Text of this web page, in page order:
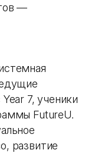
—
7, ученики
FutureU.
развитие